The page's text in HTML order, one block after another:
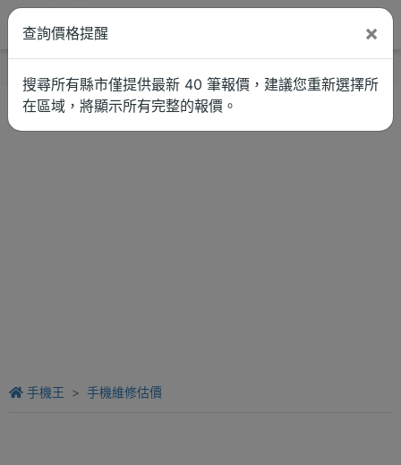
手機王 手機維修估價
查詢價格提醒 ×
搜尋所有縣市僅提供最新 40 筆報價，建議您重新選擇所
在區域，將顯示所有完整的報價。